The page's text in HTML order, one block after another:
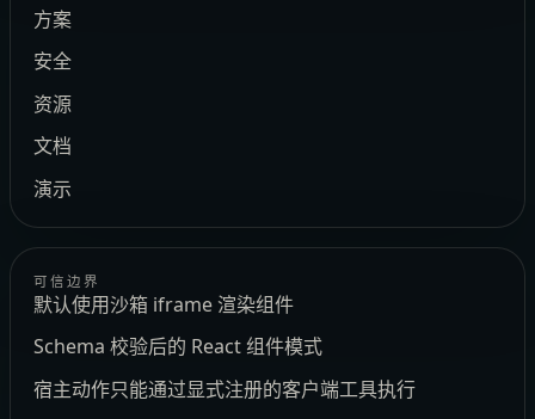
方案
安全
资源
文档
演示
可信边界
默认使用沙箱 iframe 渲染组件
Schema 校验后的 React 组件模式
宿主动作只能通过显式注册的客户端工具执行